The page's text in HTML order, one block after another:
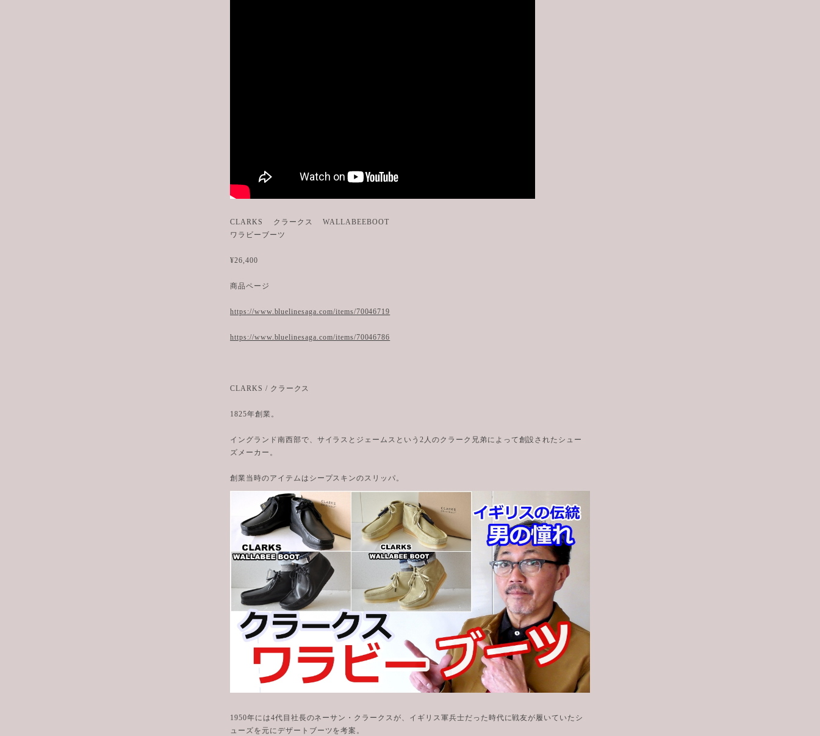
CLARKS クラークス WALLABEEBOOT
ワラビーブーツ
¥26,400
商品ページ
https://www.bluelinesaga.com/items/70046719
https://www.bluelinesaga.com/items/70046786
CLARKS / クラークス
1825年創業。
イングランド南西部で、サイラスとジェームスという2人のクラーク兄弟によって創設されたシュー
ズメーカー。
創業当時のアイテムはシープスキンのスリッパ。
1950年には4代目社長のネーサン・クラークスが、イギリス軍兵士だった時代に戦友が履いていたシ
ューズを元にデザートブーツを考案。